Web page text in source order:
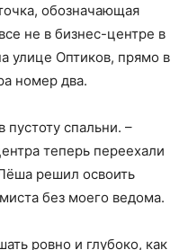
обозначающая
не в бизнес-центре в
улице Оптиков, прямо в
номер два.
пустоту спальни. –
теперь переехали
решил освоить
без моего ведома.
ровно и глубоко, как